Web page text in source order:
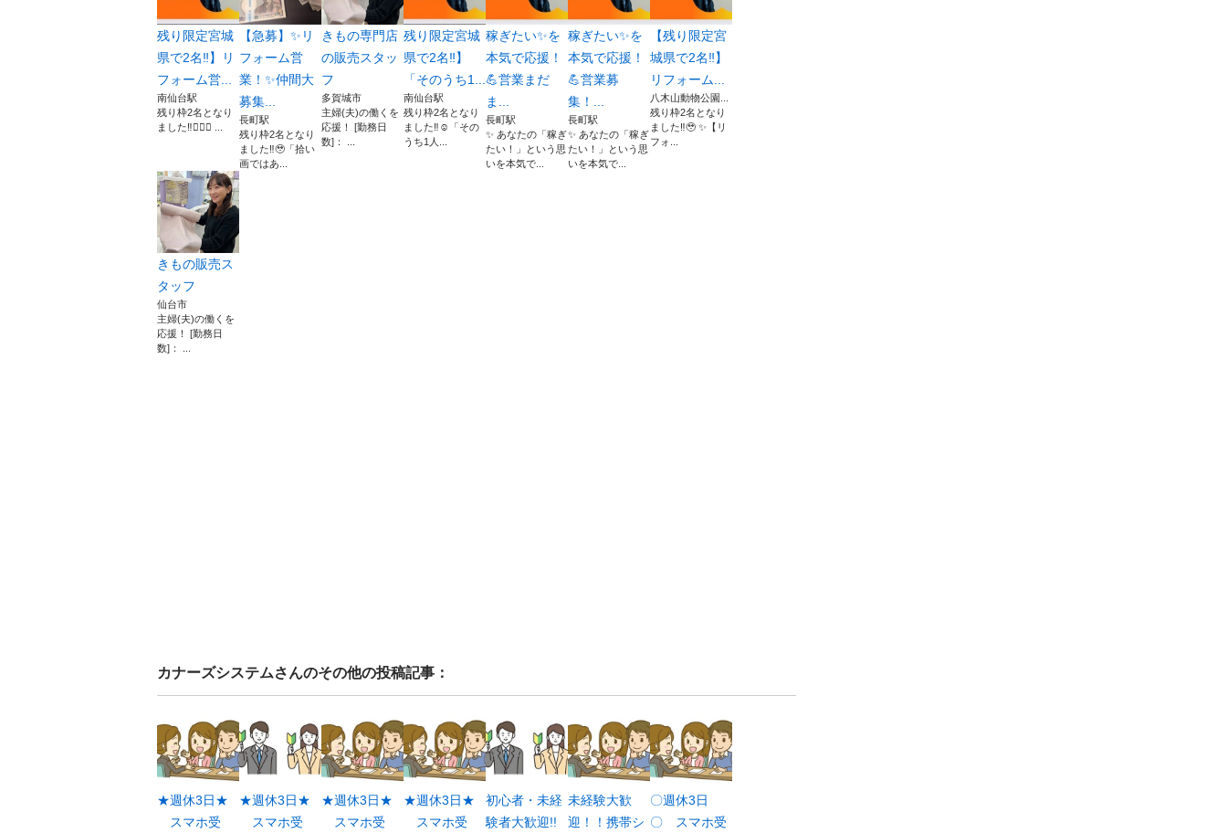
残り限定宮城
県で2名‼︎】リ
フォーム営...
南仙台駅
残り枠2名となり
ました‼︎🙇🏻‍♂️ ...
【急募】✨リ
フォーム営
業！✨仲間大
募集...
長町駅
残り枠2名となり
ました‼︎🥹「拾い
画ではあ...
きもの専門店
の販売スタッ
フ
多賀城市
主婦(夫)の働くを
応援！ [勤務日
数]： ...
残り限定宮城
県で2名‼︎】
「そのうち1...
南仙台駅
残り枠2名となり
ました‼︎☺️「その
うち1人...
稼ぎたい✨を
本気で応援！
💪営業まだ
ま...
長町駅
✨ あなたの「稼ぎ
たい！」という思
いを本気で...
稼ぎたい✨を
本気で応援！
💪営業募
集！...
長町駅
✨ あなたの「稼ぎ
たい！」という思
いを本気で...
【残り限定宮
城県で2名‼︎】
リフォーム...
八木山動物公園...
残り枠2名となり
ました‼︎🥹 ✨【リ
フォ...
きもの販売ス
タッフ
仙台市
主婦(夫)の働くを
応援！ [勤務日
数]： ...
カナーズシステムさんのその他の投稿記事：
★週休3日★
スマホ受
★週休3日★
スマホ受
★週休3日★
スマホ受
★週休3日★
スマホ受
初心者・未経
験者大歓迎!!
未経験大歓
迎！！携帯シ
〇週休3日
〇 スマホ受